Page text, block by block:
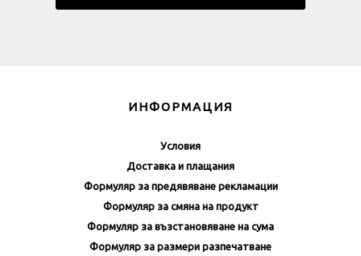
ИНФОРМАЦИЯ
Условия
Доставка и плащания
Формуляр за предявяване рекламации
Формуляр за смяна на продукт
Формуляр за възстановяване на сума
Формуляр за размери разпечатване